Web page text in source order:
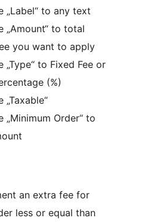
„Label“ to any text
„Amount“ to total
you want to apply
„Type“ to Fixed Fee or
(%)
„Taxable“
„Minimum Order“ to
an extra fee for
less or equal than